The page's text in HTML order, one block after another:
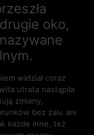
oko,
widział coraz
utrata nastąpiła
zmiany,
bez żalu ani
każde inne, też